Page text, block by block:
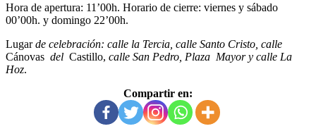
Hora de apertura: 11’00h. Horario de cierre: viernes y sábado
00’00h. y domingo 22’00h.
Lugarde celebración: calle la Tercia, calle Santo Cristo, calle
Cánovas del Castillo, calle San Pedro, Plaza Mayor y calle La
Hoz.
Compartir en: